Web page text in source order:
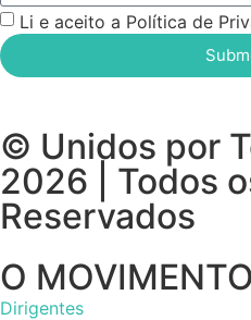
Li e aceito a Política de
© Unidos por
2026 | Todos
Reservados
O MOVIMENTO
Dirigentes